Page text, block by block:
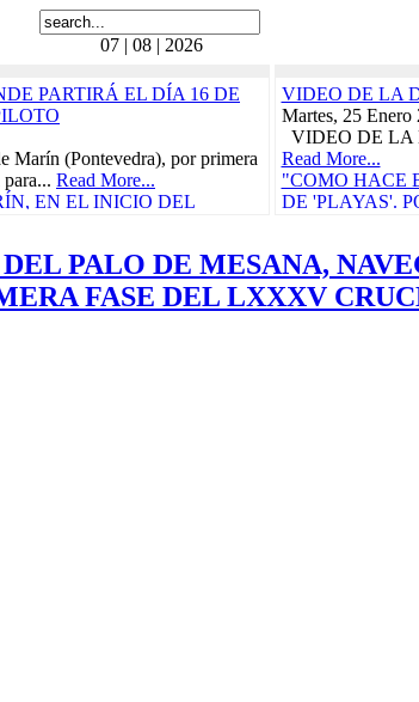
07 | 08 | 2026
PARTIRÁ EL DÍA 16 DE
Marín (Pontevedra), por primera
Read More...
EN EL INICIO DEL
de Elcano" zarpó el pasado
Read More...
EL
provincia de Guipúzcoa,
campaña...
Y
VIDEO DE LA
Martes, 25 Enero
VIDEO DE LA
Read More...
"COMO HACE
DE 'PLAYAS'.
CARIBE
Miércoles, 29
Vida a bordo, 25
PALO DE MESANA,
FASE DEL LXXXV